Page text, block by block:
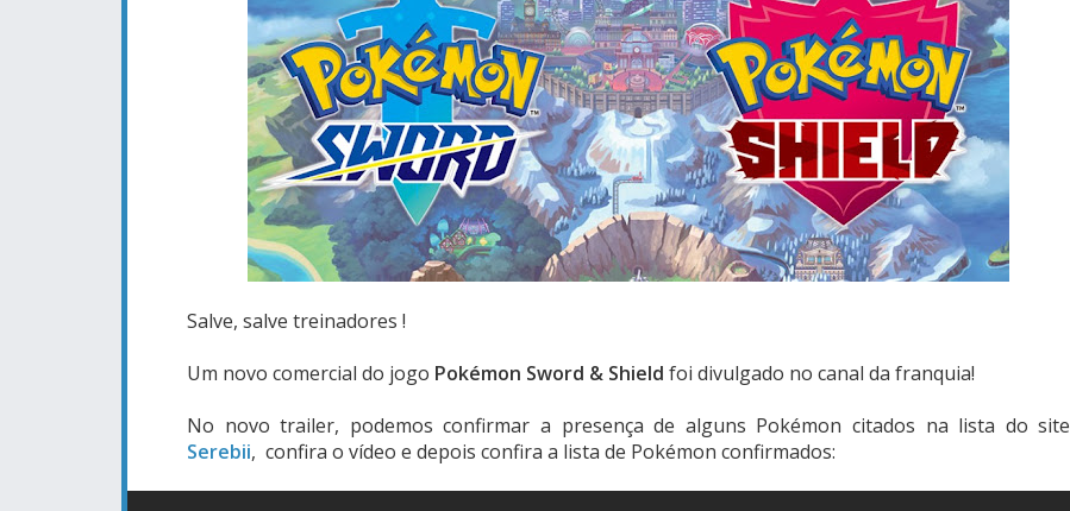
Salve, salve treinadores !
Um novo comercial do jogo Pokémon Sword & Shield foi divulgado no canal da franquia!
No novo trailer, podemos confirmar a presença de alguns Pokémon citados na lista do site
Serebii, confira o vídeo e depois confira a lista de Pokémon confirmados: